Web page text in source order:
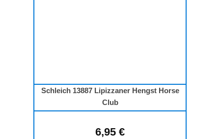
Schleich 13887 Lipizzaner Hengst Horse
Club
Regulärer Preis:
6,95 €